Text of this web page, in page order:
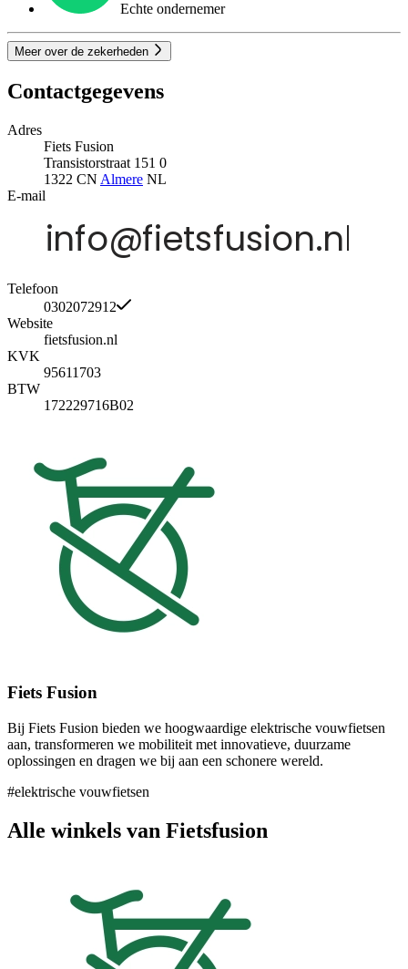
Echte ondernemer
Meer over de zekerheden
Contactgegevens
Adres
Fiets Fusion
Transistorstraat 151 0
1322 CN Almere NL
E-mail
Telefoon
0302072912
Website
fietsfusion.nl
KVK
95611703
BTW
172229716B02
Fiets Fusion
Bij Fiets Fusion bieden we hoogwaardige elektrische vouwfietsen
aan, transformeren we mobiliteit met innovatieve, duurzame
oplossingen en dragen we bij aan een schonere wereld.
#elektrische vouwfietsen
Alle winkels van Fietsfusion